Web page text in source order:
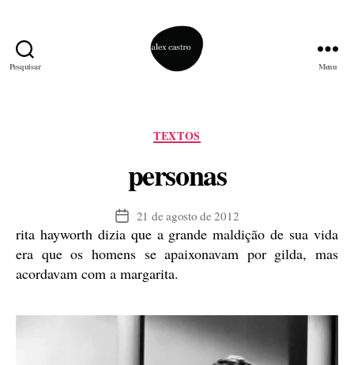
Pesquisar Menu
Categorias
TEXTOS
personas
Data
de
publicação
21 de agosto de 2012
rita hayworth dizia que a grande maldição de sua vida
era que os homens se apaixonavam por gilda, mas
acordavam com a margarita.